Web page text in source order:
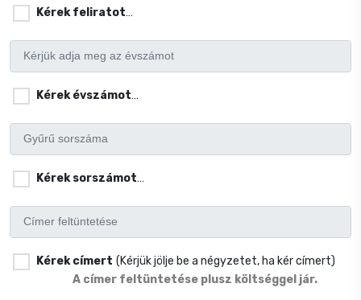
Kérek feliratot(Kérjük jölje be a négyzetet, ha kér gyűrű
Kérek évszámot(Kérjük jölje be a négyzetet, ha kér
Kérek sorszámot(Kérjük jölje be a négyzetet, ha kér
Kérek címert (Kérjük jölje be a négyzetet, ha kér címert)
A címer feltüntetése plusz költséggel jár.